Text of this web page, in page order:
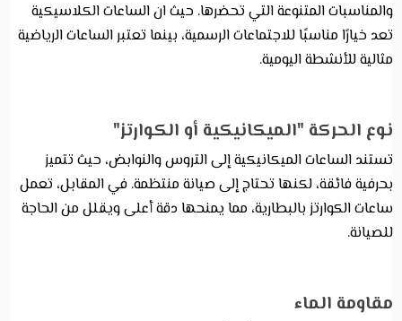
والمناسبات المتنوعة التي تحضرها. حيث ان الساعات الكلاسيكية
تعد خيارًا مناسبًا للاجتماعات الرسمية، بينما تعتبر الساعات الرياضية
مثالية للأنشطة اليومية.
نوع الحركة "الميكانيكية أو الكوارتز"
تستند الساعات الميكانيكية إلى التروس والنوابض، حيث تتميز
بحرفية فائقة، لكنها تحتاج إلى صيانة منتظمة. في المقابل، تعمل
ساعات الكوارتز بالبطارية، مما يمنحها دقة أعلى ويقلل من الحاجة
للصيانة.
مقاومة الماء